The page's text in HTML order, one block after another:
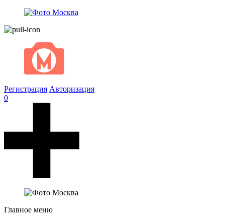
Регистрация Авторизация
0
Главное меню